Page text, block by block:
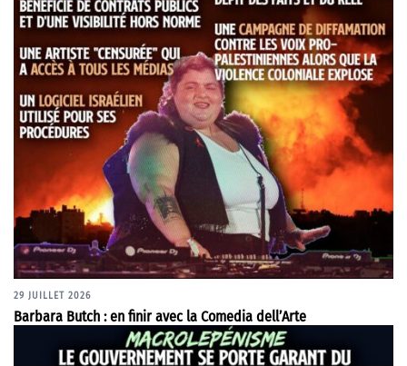
29 JUILLET 2026
Barbara Butch : en finir avec la Comedia dell’Arte